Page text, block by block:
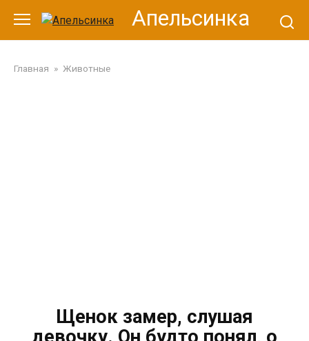
контенту
Апельсинка
Главная » Животные
Щенок замер, слушая